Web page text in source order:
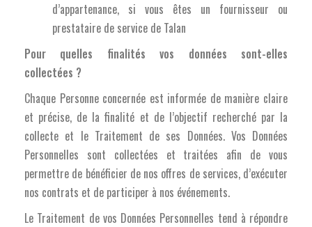
d’appartenance, si vous êtes un fournisseur ou
prestataire de service de Talan
Pour quelles finalités vos données sont-elles
collectées ?
Chaque Personne concernée est informée de manière claire
et précise, de la finalité et de l’objectif recherché par la
collecte et le Traitement de ses Données. Vos Données
Personnelles sont collectées et traitées afin de vous
permettre de bénéficier de nos offres de services, d’exécuter
nos contrats et de participer à nos événements.
Le Traitement de vos Données Personnelles tend à répondre